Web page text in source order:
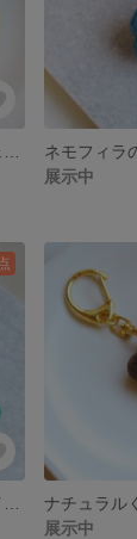
展示中
展示中